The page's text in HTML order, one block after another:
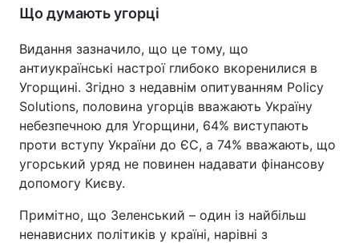
Що думають угорці
Видання зазначило, що це тому, що
антиукраїнські настрої глибоко вкоренилися в
Угорщині. Згідно з недавнім опитуванням Policy
Solutions, половина угорців вважають Україну
небезпечною для Угорщини, 64% виступають
проти вступу України до ЄС, а 74% вважають, що
угорський уряд не повинен надавати фінансову
допомогу Києву.
Примітно, що Зеленський – один із найбільш
ненависних політиків у країні, нарівні з